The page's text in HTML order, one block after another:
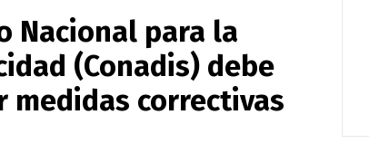
Nacional para la
(Conadis) debe
medidas correctivas